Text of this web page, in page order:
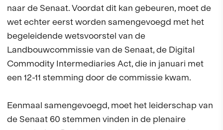
naar de Senaat. Voordat dit kan gebeuren, moet de
wet echter eerst worden samengevoegd met het
begeleidende wetsvoorstel van de
Landbouwcommissie van de Senaat, de Digital
Commodity Intermediaries Act, die in januari met
een 12-11 stemming door de commissie kwam.
Eenmaal samengevoegd, moet het leiderschap van
de Senaat 60 stemmen vinden in de plenaire